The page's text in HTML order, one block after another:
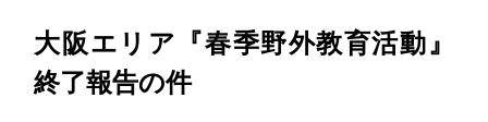
大阪エリア『春季野外教育活動』
終了報告の件